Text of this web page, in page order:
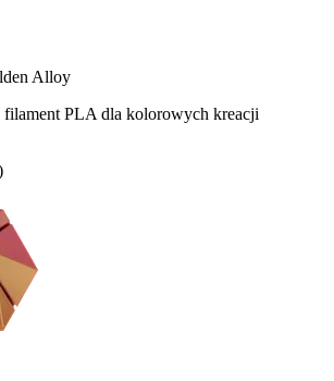
Alloy
PLA dla kolorowych kreacji